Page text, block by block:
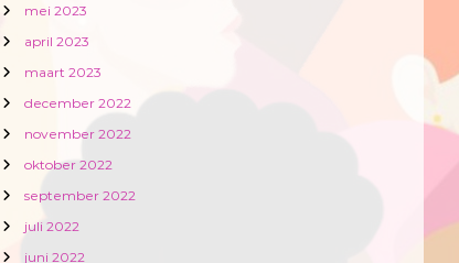
mei 2023
april 2023
maart 2023
december 2022
november 2022
oktober 2022
september 2022
juli 2022
juni 2022